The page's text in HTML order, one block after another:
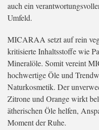
auch ein
Umfeld.
MICARAA setzt auf rein
kritisierte Inhaltsstoffe wie
Mineralöle. Somit vereint
hochwertige Öle und
Naturkosmetik. Der
Zitrone und Orange wirkt
ätherischen Öle helfen,
Moment der Ruhe.